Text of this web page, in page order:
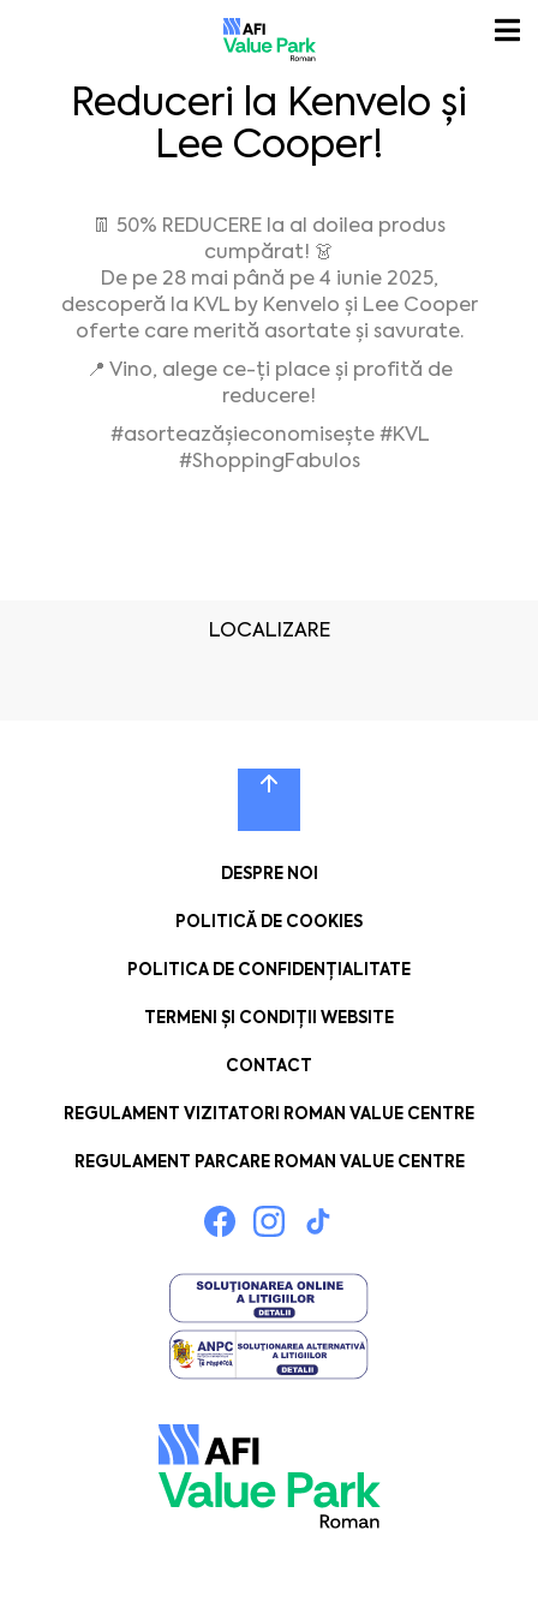
Reduceri la Kenvelo și
Lee Cooper!
👖 50% REDUCERE la al doilea produs
cumpărat! 👗
De pe 28 mai până pe 4 iunie 2025,
descoperă la KVL by Kenvelo și Lee Cooper
oferte care merită asortate și savurate.
📍 Vino, alege ce-ți place și profită de
reducere!
#asorteazășieconomisește #KVL
#ShoppingFabulos
LOCALIZARE
DESPRE NOI
POLITICĂ DE COOKIES
POLITICA DE CONFIDENȚIALITATE
TERMENI ȘI CONDIȚII WEBSITE
CONTACT
REGULAMENT VIZITATORI ROMAN VALUE CENTRE
REGULAMENT PARCARE ROMAN VALUE CENTRE